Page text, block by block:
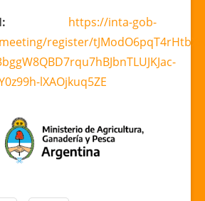
https://inta-gob-
register/
lXAOjkuq5ZE